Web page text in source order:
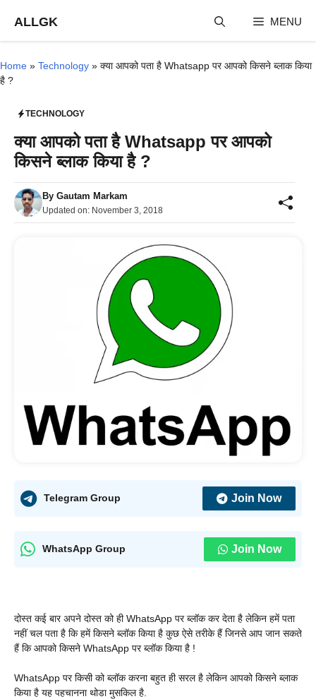
content
ALLGK MENU
Home » Technology » क्या आपको पता है Whatsapp पर आपको किसने ब्लाक किया
है ?
TECHNOLOGY
क्या आपको पता है Whatsapp पर आपको
किसने ब्लाक किया है ?
By Gautam Markam
Updated on: November 3, 2018
Telegram Group Join Now
WhatsApp Group Join Now
दोस्त कई बार अपने दोस्त को ही WhatsApp पर ब्लॉक कर देता है लेकिन हमें पता
नहीं चल पता है कि हमें किसने ब्लॉक किया है कुछ ऐसे तरीके हैं जिनसे आप जान सकते
हैं कि आपको किसने WhatsApp पर ब्लॉक किया है !
WhatsApp पर किसी को ब्लॉक करना बहुत ही सरल है लेकिन आपको किसने ब्लाक
किया है यह पहचानना थोडा मुसकिल है.